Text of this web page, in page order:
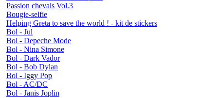
Passion chevals Vol.3
Bougie-selfie
Helping Greta to save the world ! - kit de stickers
Bol - Jul
Bol - Depeche Mode
Bol - Nina Simone
Bol - Dark Vador
Bol - Bob Dylan
Bol - Iggy Pop
Bol - AC/DC
Bol - Janis Joplin